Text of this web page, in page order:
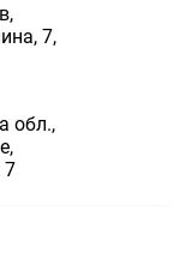
7,
обл.,
7